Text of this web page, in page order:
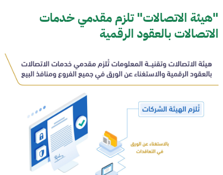
"هيئة الاتصالات" تلزم مقدمي خدمات
الاتصالات بالعقود الرقمية